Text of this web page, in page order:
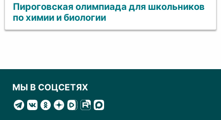
Пироговская олимпиада для школьников
по химии и биологии
МЫ В СОЦСЕТЯХ